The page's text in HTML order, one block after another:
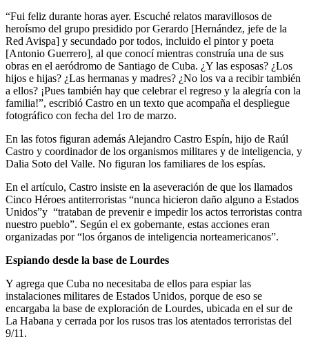
“Fui feliz durante horas ayer. Escuché relatos maravillosos de
heroísmo del grupo presidido por Gerardo [Hernández, jefe de la
Red Avispa] y secundado por todos, incluido el pintor y poeta
[Antonio Guerrero], al que conocí mientras construía una de sus
obras en el aeródromo de Santiago de Cuba. ¿Y las esposas? ¿Los
hijos e hijas? ¿Las hermanas y madres? ¿No los va a recibir también
a ellos? ¡Pues también hay que celebrar el regreso y la alegría con la
familia!”, escribió Castro en un texto que acompaña el despliegue
fotográfico con fecha del 1ro de marzo.
En las fotos figuran además Alejandro Castro Espín, hijo de Raúl
Castro y coordinador de los organismos militares y de inteligencia, y
Dalia Soto del Valle. No figuran los familiares de los espías.
En el artículo, Castro insiste en la aseveración de que los llamados
Cinco Héroes antiterroristas “nunca hicieron daño alguno a Estados
Unidos”y “trataban de prevenir e impedir los actos terroristas contra
nuestro pueblo”. Según el ex gobernante, estas acciones eran
organizadas por “los órganos de inteligencia norteamericanos”.
Espiando desde la base de Lourdes
Y agrega que Cuba no necesitaba de ellos para espiar las
instalaciones militares de Estados Unidos, porque de eso se
encargaba la base de exploración de Lourdes, ubicada en el sur de
La Habana y cerrada por los rusos tras los atentados terroristas del
9/11.